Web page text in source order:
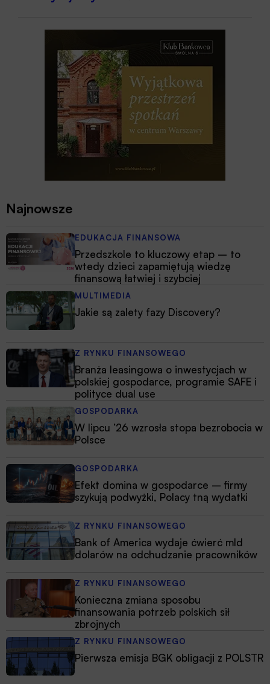
Najnowsze
EDUKACJA FINANSOWA
Przedszkole to kluczowy etap – to
wtedy dzieci zapamiętują wiedzę
finansową łatwiej i szybciej
MULTIMEDIA
Jakie są zalety fazy Discovery?
Z RYNKU FINANSOWEGO
Branża leasingowa o inwestycjach w
polskiej gospodarce, programie SAFE i
polityce dual use
GOSPODARKA
W lipcu ’26 wzrosła stopa bezrobocia w
Polsce
GOSPODARKA
Efekt domina w gospodarce – firmy
szykują podwyżki, Polacy tną wydatki
Z RYNKU FINANSOWEGO
Bank of America wydaje ćwierć mld
dolarów na odchudzanie pracowników
Z RYNKU FINANSOWEGO
Konieczna zmiana sposobu
finansowania potrzeb polskich sił
zbrojnych
Z RYNKU FINANSOWEGO
Pierwsza emisja BGK obligacji z POLSTR